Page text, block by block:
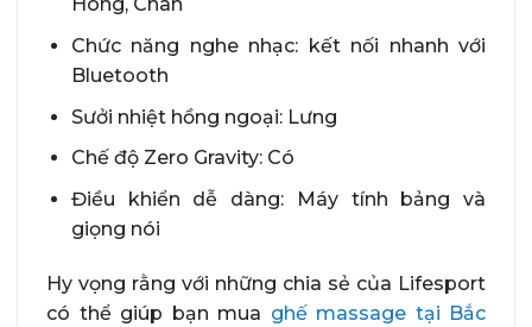
Hông, Chân
Chức năng nghe nhạc: kết nối nhanh với
Bluetooth
Sưởi nhiệt hồng ngoại: Lưng
Chế độ Zero Gravity: Có
Điều khiển dễ dàng: Máy tính bảng và
giọng nói
Hy vọng rằng với những chia sẻ của Lifesport
có thể giúp bạn mua ghế massage tại Bắc